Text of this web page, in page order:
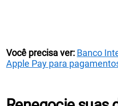
Você precisa ver: Banco
Apple Pay para